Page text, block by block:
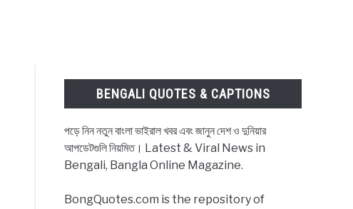
BENGALI QUOTES & CAPTIONS
পড়ে নিন নতুন বাংলা ভাইরাল খবর এবং জানুন দেশ ও দুনিয়ার
আপডেটগুলি নিয়মিত। Latest & Viral News in
Bengali, Bangla Online Magazine.
BongQuotes.com is the repository of